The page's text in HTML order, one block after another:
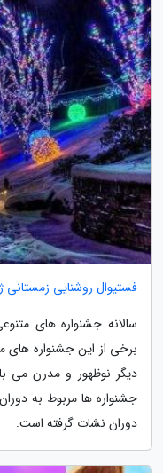
فستیوال روشنایی زمستانی
سالانه جشنواره های
برخی از این جشنواره
دیگر نوظهور و مدرن می
جشنواره ها مربوط به
دوران نشات گرفته است.